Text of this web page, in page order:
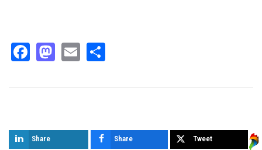
Facebook
Mastodon
Email
Share Share Tweet